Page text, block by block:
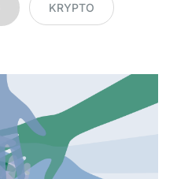
KRYPTO